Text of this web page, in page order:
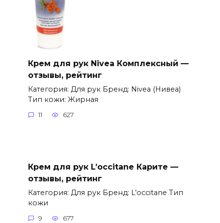
Крем для рук Nivea Комплексный —
отзывы, рейтинг
Категория: Для рук Бренд: Nivea (Нивеа)
Тип кожи: Жирная
11 627
Крем для рук L’occitane Карите —
отзывы, рейтинг
Категория: Для рук Бренд: L’occitane Тип
кожи
9 677